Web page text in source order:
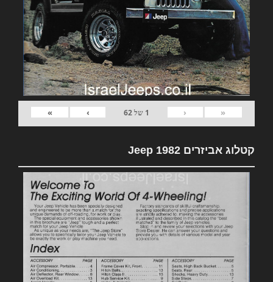
«
‹
1 של62
›
»
קטלוג אביזרים 1982 Jeep